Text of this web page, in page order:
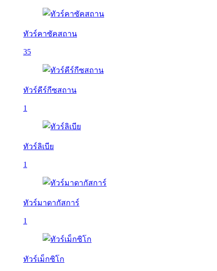
ทัวร์คาซัคสถาน
35
ทัวร์คีร์กีซสถาน
1
ทัวร์ลิเบีย
1
ทัวร์มาดากัสการ์
1
ทัวร์เม็กซิโก